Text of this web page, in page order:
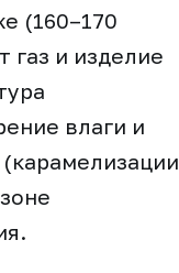
(160–170
газ и изделие
влаги и